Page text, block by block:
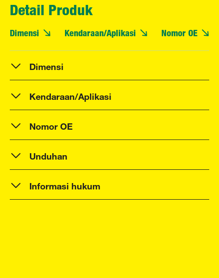
Detail Produk
Dimensi Kendaraan/Aplikasi Nomor OE
Dimensi
Kendaraan/Aplikasi
Nomor OE
Unduhan
Informasi hukum